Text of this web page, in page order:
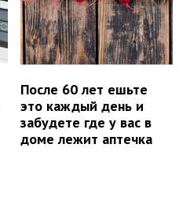
После 60 лет ешьте
это каждый день и
забудете где у вас в
доме лежит аптечка